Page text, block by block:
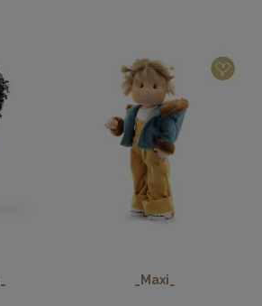
_Maxi_